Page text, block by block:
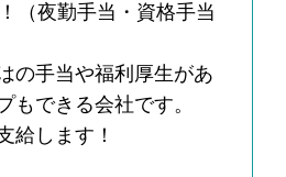
（夜勤手当・資格手当
の手当や福利厚生があ
もできる会社です。
給します！